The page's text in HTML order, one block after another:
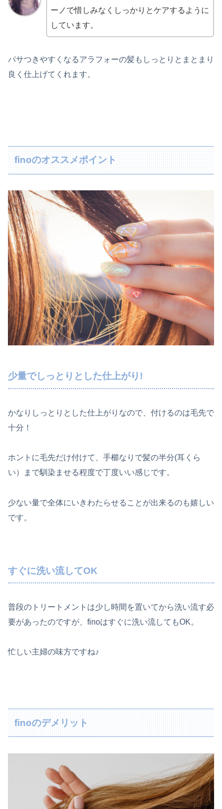
ーノで惜しみなくしっかりとケアするように
しています。
パサつきやすくなるアラフォーの髪もしっとりとまとまり
良く仕上げてくれます。
finoのオススメポイント
少量でしっとりとした仕上がり!
かなりしっとりとした仕上がりなので、付けるのは毛先で
十分！
ホントに毛先だけ付けて、手櫛なりで髪の半分(耳くら
い）まで馴染ませる程度で丁度いい感じです。
少ない量で全体にいきわたらせることが出来るのも嬉しい
です。
すぐに洗い流してOK
普段のトリートメントは少し時間を置いてから洗い流す必
要があったのですが、finoはすぐに洗い流してもOK。
忙しい主婦の味方ですね♪
finoのデメリット